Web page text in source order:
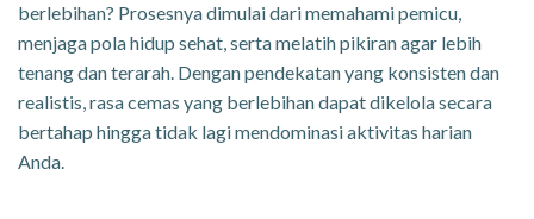
berlebihan? Prosesnya dimulai dari memahami pemicu,
menjaga pola hidup sehat, serta melatih pikiran agar lebih
tenang dan terarah. Dengan pendekatan yang konsisten dan
realistis, rasa cemas yang berlebihan dapat dikelola secara
bertahap hingga tidak lagi mendominasi aktivitas harian
Anda.